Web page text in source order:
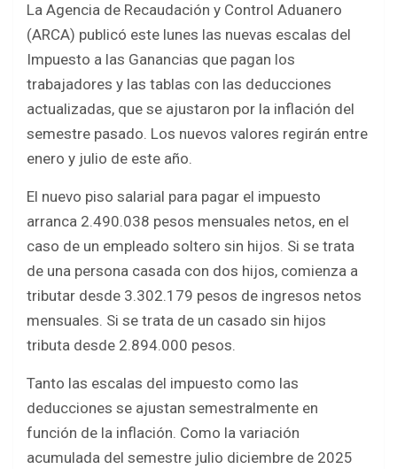
ce
b
o
o
k
tt
er
at
s
A
p
p
ar
e
La Agencia de Recaudación y Control Aduanero
(ARCA) publicó este lunes las nuevas escalas del
Impuesto a las Ganancias que pagan los
trabajadores y las tablas con las deducciones
actualizadas, que se ajustaron por la inflación del
semestre pasado. Los nuevos valores regirán entre
enero y julio de este año.
El nuevo piso salarial para pagar el impuesto
arranca 2.490.038 pesos mensuales netos, en el
caso de un empleado soltero sin hijos. Si se trata
de una persona casada con dos hijos, comienza a
tributar desde 3.302.179 pesos de ingresos netos
mensuales. Si se trata de un casado sin hijos
tributa desde 2.894.000 pesos.
Tanto las escalas del impuesto como las
deducciones se ajustan semestralmente en
función de la inflación. Como la variación
acumulada del semestre julio diciembre de 2025